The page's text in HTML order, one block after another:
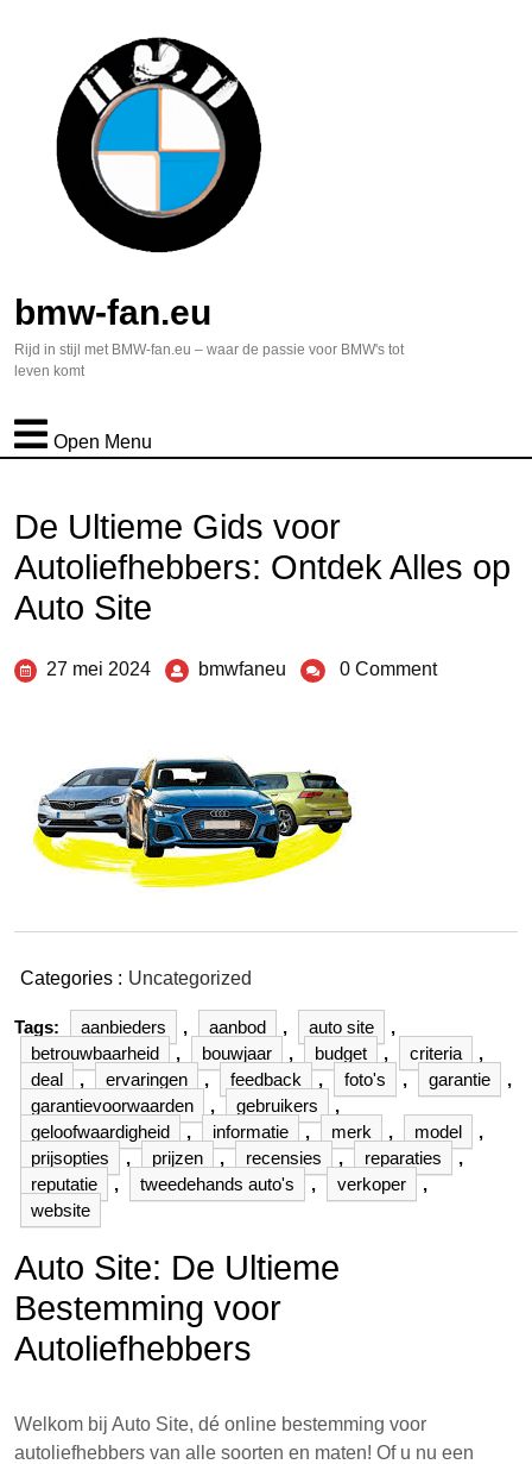
bmw-fan.eu
Rijd in stijl met BMW-fan.eu – waar de passie voor BMW's tot
leven komt
Open Menu
De Ultieme Gids voor
Autoliefhebbers: Ontdek Alles op
Auto Site
27 mei 2024 bmwfaneu 0 Comment
Categories : Uncategorized
Tags: aanbieders , aanbod , auto site
,
betrouwbaarheid
, bouwjaar , budget , criteria
,
deal
, ervaringen , feedback , foto's , garantie
,
garantievoorwaarden
, gebruikers
,
geloofwaardigheid
, informatie , merk , model
,
prijsopties
, prijzen , recensies , reparaties
,
reputatie
, tweedehands auto's , verkoper
,
website
Auto Site: De Ultieme
Bestemming voor
Autoliefhebbers
Welkom bij Auto Site, dé online bestemming voor
autoliefhebbers van alle soorten en maten! Of u nu een